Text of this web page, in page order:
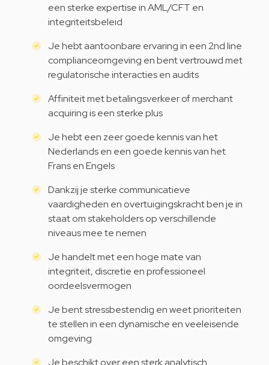
een sterke expertise in AML/CFT en
integriteitsbeleid
Je hebt aantoonbare ervaring in een 2nd line
complianceomgeving en bent vertrouwd met
regulatorische interacties en audits
Affiniteit met betalingsverkeer of merchant
acquiring is een sterke plus
Je hebt een zeer goede kennis van het
Nederlands en een goede kennis van het
Frans en Engels
Dankzij je sterke communicatieve
vaardigheden en overtuigingskracht ben je in
staat om stakeholders op verschillende
niveaus mee te nemen
Je handelt met een hoge mate van
integriteit, discretie en professioneel
oordeelsvermogen
Je bent stressbestendig en weet prioriteiten
te stellen in een dynamische en veeleisende
omgeving
Je beschikt over een sterk analytisch